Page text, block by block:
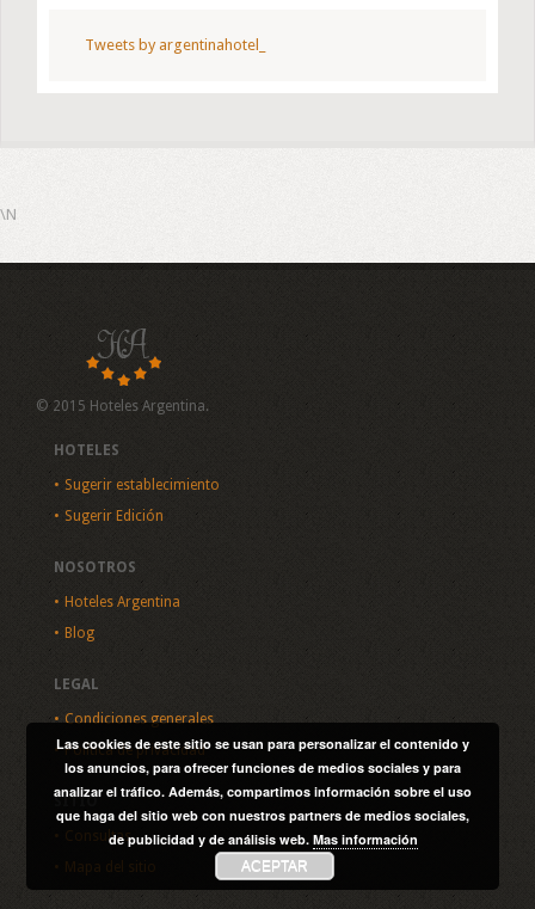
Tweets by argentinahotel_
\N
© 2015 Hoteles Argentina.
HOTELES
Sugerir establecimiento
Sugerir Edición
NOSOTROS
Hoteles Argentina
Blog
LEGAL
Condiciones generales
Política de privacidad
SITIO
Consultas
Mapa del sitio
Las cookies de este sitio se usan para personalizar el contenido y
los anuncios, para ofrecer funciones de medios sociales y para
analizar el tráfico. Además, compartimos información sobre el uso
que haga del sitio web con nuestros partners de medios sociales,
de publicidad y de análisis web. Mas información
ACEPTAR